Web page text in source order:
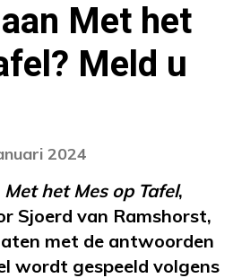
Met het
Meld u
2024
Met het Mes op Tafel,
Sjoerd van Ramshorst,
met de antwoorden
wordt gespeeld volgens